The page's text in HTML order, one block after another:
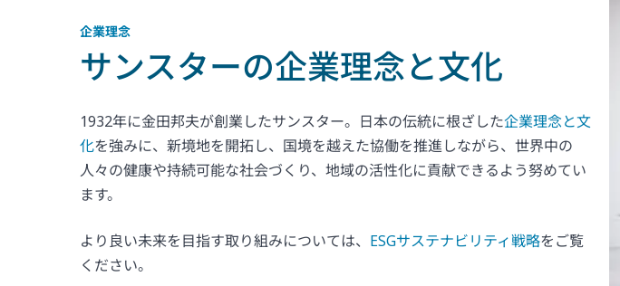
企業理念
サンスターの企業理念と文化
1932年に金田邦夫が創業したサンスター。日本の伝統に根ざした企業理念と文
化を強みに、新境地を開拓し、国境を越えた協働を推進しながら、世界中の
人々の健康や持続可能な社会づくり、地域の活性化に貢献できるよう努めてい
ます。
より良い未来を目指す取り組みについては、 ESGサステナビリティ戦略をご覧
ください。